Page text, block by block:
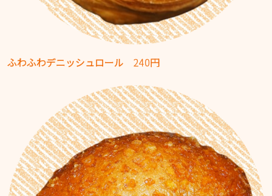
ふわふわデニッシュロール 240円